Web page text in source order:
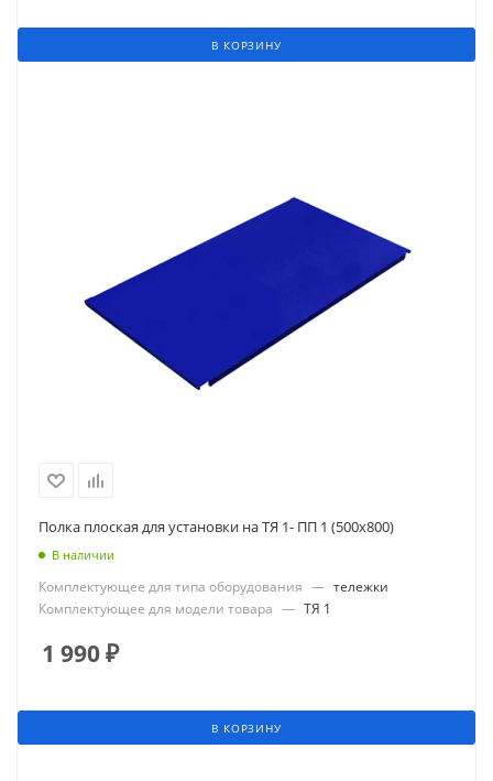
В КОРЗИНУ
Полка плоская для установки на ТЯ 1- ПП 1 (500х800)
В наличии
Комплектующее для типа оборудования — тележки
Комплектующее для модели товара — ТЯ 1
1 990₽
В КОРЗИНУ